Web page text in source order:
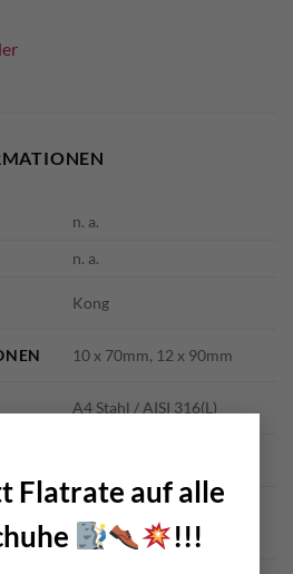
Flatrate auf alle
!!!
n. a.
n. a.
Kong
10 x 70mm, 12 x 90mm
A4 Stahl / AISI 316(L)
Bohrhakenlaschen